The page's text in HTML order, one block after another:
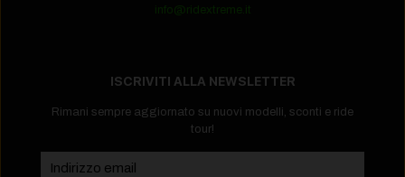
info@ridextreme.it
ISCRIVITI ALLA NEWSLETTER
Rimani sempre aggiornato su nuovi modelli, sconti e ride
tour!